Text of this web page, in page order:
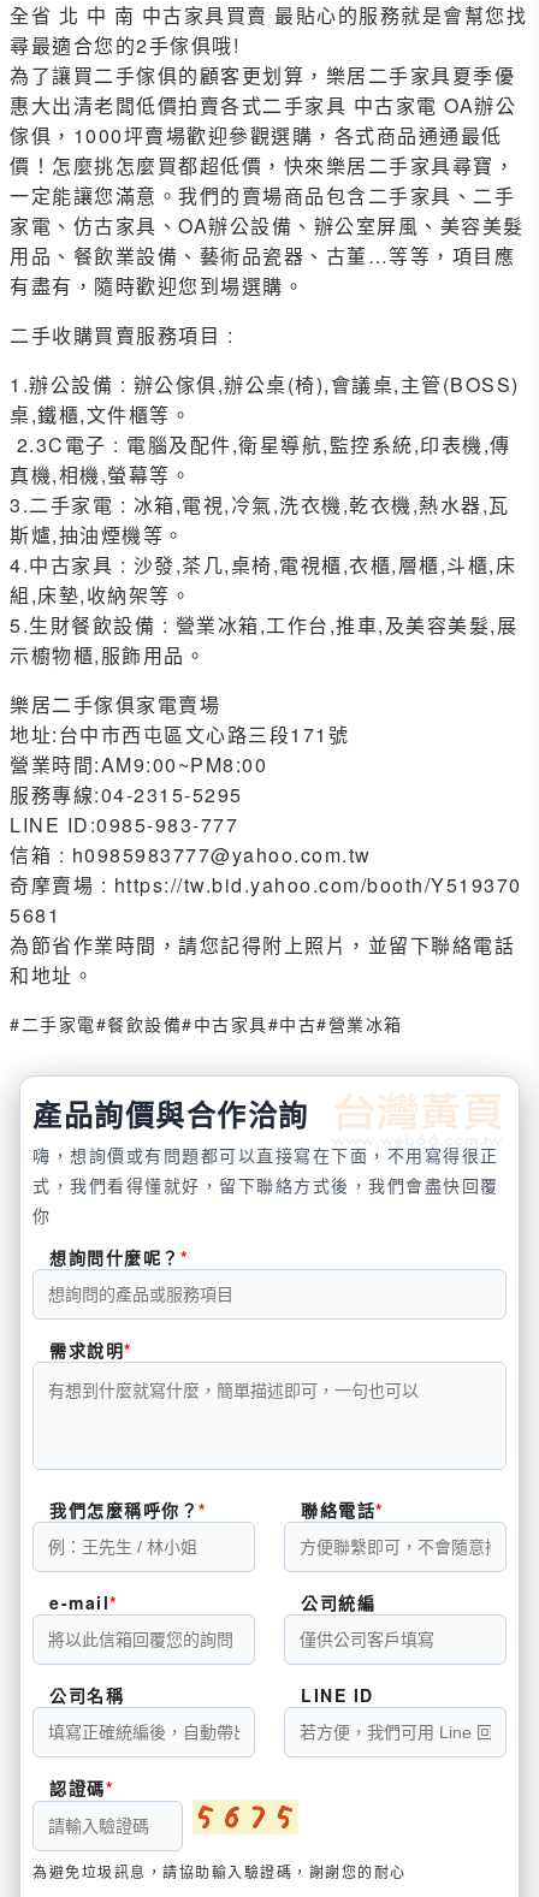
全省 北 中 南 中古家具買賣 最貼心的服務就是會幫您找
尋最適合您的2手傢俱哦!
為了讓買二手傢俱的顧客更划算，樂居二手家具夏季優
惠大出清老闆低價拍賣各式二手家具 中古家電 OA辦公
傢俱，1000坪賣場歡迎參觀選購，各式商品通通最低
價！怎麼挑怎麼買都超低價，快來樂居二手家具尋寶，
一定能讓您滿意。我們的賣場商品包含二手家具、二手
家電、仿古家具、OA辦公設備、辦公室屏風、美容美髮
用品、餐飲業設備、藝術品瓷器、古董…等等，項目應
有盡有，隨時歡迎您到場選購。
二手收購買賣服務項目 :
1.辦公設備 : 辦公傢俱,辦公桌(椅),會議桌,主管(BOSS)
桌,鐵櫃,文件櫃等。
2.3C電子 : 電腦及配件,衛星導航,監控系統,印表機,傳
真機,相機,螢幕等。
3.二手家電 : 冰箱,電視,冷氣,洗衣機,乾衣機,熱水器,瓦
斯爐,抽油煙機等。
4.中古家具 : 沙發,茶几,桌椅,電視櫃,衣櫃,層櫃,斗櫃,床
組,床墊,收納架等。
5.生財餐飲設備 : 營業冰箱,工作台,推車,及美容美髮,展
示櫥物櫃,服飾用品。
樂居二手傢俱家電賣場
地址:台中市西屯區文心路三段171號
營業時間:AM9:00~PM8:00
服務專線:04-2315-5295
LINE ID:0985-983-777
信箱 : h0985983777@yahoo.com.tw
奇摩賣場 : https://tw.bid.yahoo.com/booth/Y519370
5681
為節省作業時間，請您記得附上照片，並留下聯絡電話
和地址。
#二手家電#餐飲設備#中古家具#中古#營業冰箱
產品詢價與合作洽詢
嗨，想詢價或有問題都可以直接寫在下面，不用寫得很正
式，我們看得懂就好，留下聯絡方式後，我們會盡快回覆
你
想詢問什麼呢？
需求說明
我們怎麼稱呼你？ 聯絡電話
e-mail 公司統編
公司名稱 LINE ID
認證碼
為避免垃圾訊息，請協助輸入驗證碼，謝謝您的耐心